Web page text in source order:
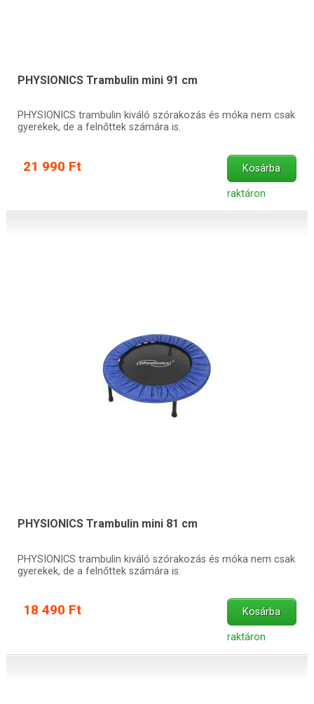
PHYSIONICS Trambulin mini 91 cm
PHYSIONICS trambulin kiváló szórakozás és móka nem csak
gyerekek, de a felnőttek számára is.
21 990 Ft Kosárba
raktáron
PHYSIONICS Trambulin mini 81 cm
PHYSIONICS trambulin kiváló szórakozás és móka nem csak
gyerekek, de a felnőttek számára is.
18 490 Ft Kosárba
raktáron